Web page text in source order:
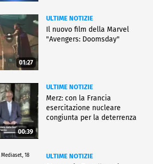
01:27
ULTIME NOTIZIE
Il nuovo film della Marvel
"Avengers: Doomsday"
00:39
ULTIME NOTIZIE
Merz: con la Francia
esercitazione nucleare
congiunta per la deterrenza
ULTIME NOTIZIE